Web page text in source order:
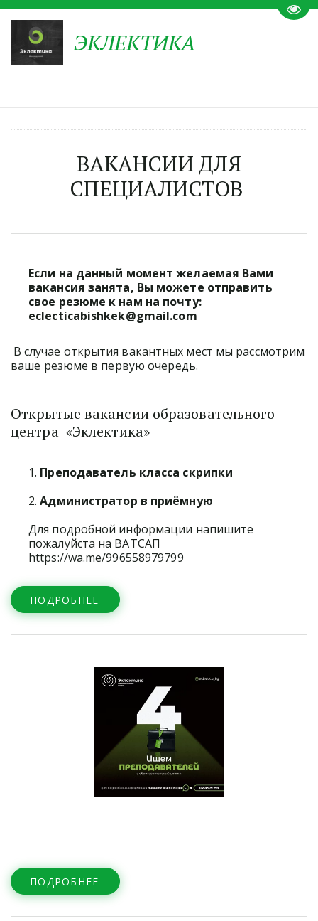
ЭКЛЕКТИКА
ВАКАНСИИ ДЛЯ
СПЕЦИАЛИСТОВ
Если на данный момент желаемая Вами
вакансия занята, Вы можете отправить
свое резюме к нам на почту:
eclecticabishkek@gmail.com
ваше резюме в первую очередь.
Открытые вакансии образовательного
центра  «Эклектика»
1. Преподаватель класса скрипки
2. Администратор в приёмную
Для подробной информации напишите
пожалуйста на ВАТСАП
https://wa.me/996558979799
ПОДРОБНЕЕ
ПОДРОБНЕЕ